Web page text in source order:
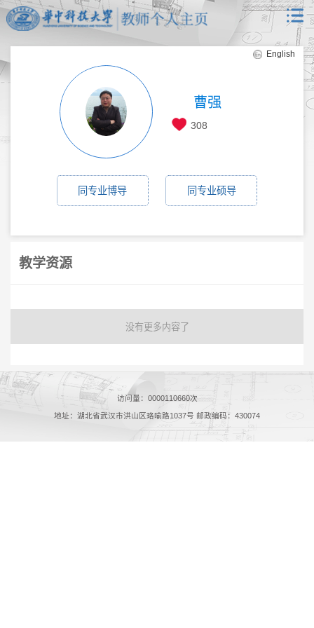
English
曹强
308
同专业博导 同专业硕导
教学资源
没有更多内容了
访问量： 0000110660次
地址：湖北省武汉市洪山区珞喻路1037号 邮政编码：430074